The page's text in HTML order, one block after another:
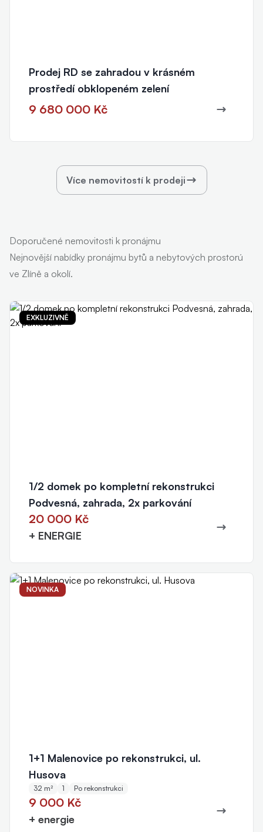
Prodej RD se zahradou v krásném
prostředí obklopeném zelení
9 680 000 Kč
Více nemovitostí k prodeji
Doporučené nemovitosti k pronájmu
Nejnovější nabídky pronájmu bytů a nebytových prostorú
ve Zlíně a okolí.
EXKLUZIVNĚ
1/2 domek po kompletní rekonstrukci
Podvesná, zahrada, 2x parkování
20 000 Kč
+ ENERGIE
NOVINKA
1+1 Malenovice po rekonstrukci, ul.
Husova
32 m² 1 Po rekonstrukci
9 000 Kč
+ energie